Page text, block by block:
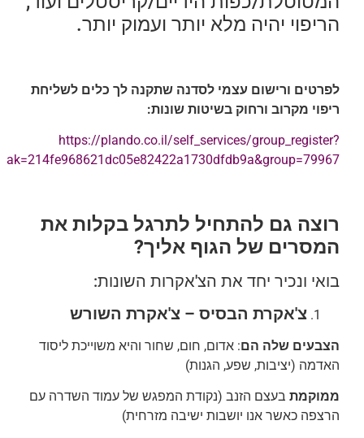
הריפוי יהיה מלא יותר ועמוק יותר.
לפרטים ורישום עצמי לסדנה שתקנה לך כלים לשליחת
ריפוי מקרוב ורחוק בשיטות שונות:
https://plando.co.il/self_services/group_register?
ak=214fe968621dc05e82422a1730dfdb9a&group=79967
רוצה גם להתחיל לתרגל בקלות את
המסרים של הגוף אליך?
בואי ונכיר יחד את הצ'אקרות השונות:
צ'אקרת הבסיס – צ'אקרת השורש
הצבעים שלה הם: אדום, חום, שחור והיא משוייכת ליסוד
האדמה (יציבות, שפע, הגנות)
ממוקמת בעצם הזנב (נקודת המפגש של עמוד השדרה עם
הרצפה כאשר אנו יושבות ישיבה מזרחית)